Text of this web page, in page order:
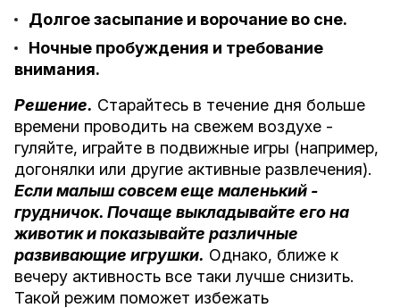
Долгое засыпание и ворочание во сне.
Ночные пробуждения и требование
внимания.
Решение. Старайтесь в течение дня больше
времени проводить на свежем воздухе -
гуляйте, играйте в подвижные игры (например,
догонялки или другие активные развлечения).
Если малыш совсем еще маленький -
грудничок. Почаще выкладывайте его на
животик и показывайте различные
развивающие игрушки. Однако, ближе к
вечеру активность все таки лучше снизить.
Такой режим поможет избежать